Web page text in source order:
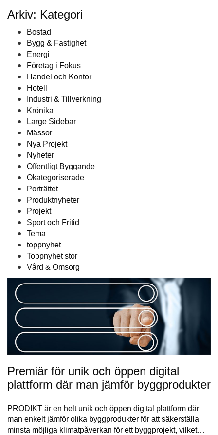
Arkiv: Kategori
Bostad
Bygg & Fastighet
Energi
Företag i Fokus
Handel och Kontor
Hotell
Industri & Tillverkning
Krönika
Large Sidebar
Mässor
Nya Projekt
Nyheter
Offentligt Byggande
Okategoriserade
Porträttet
Produktnyheter
Projekt
Sport och Fritid
Tema
toppnyhet
Toppnyhet stor
Vård & Omsorg
Premiär för unik och öppen digital
plattform där man jämför byggprodukter
PRODIKT är en helt unik och öppen digital plattform där
man enkelt jämför olika byggprodukter för att säkerställa
minsta möjliga klimatpåverkan för ett byggprojekt, vilket…